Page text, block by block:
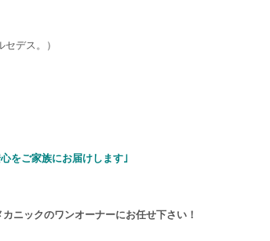
デス。）
をご家族にお届けします｣
ニックのワンオーナーにお任せ下さい！